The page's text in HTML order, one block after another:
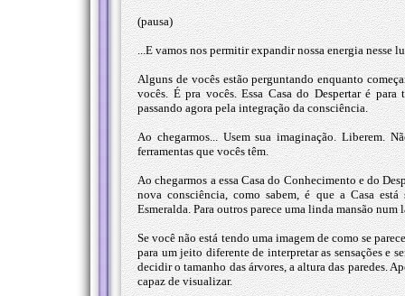
(pausa)
...E vamos nos permitir expandir nossa energia nesse
Alguns de vocês estão perguntando enquanto
vocês. É pra vocês. Essa Casa do Despertar é para
passando agora pela integração da consciência.
Ao chegarmos... Usem sua imaginação. Liberem.
ferramentas que vocês têm.
Ao chegarmos a essa Casa do Conhecimento e do
nova consciência, como sabem, é que a Casa
Esmeralda. Para outros parece uma linda mansão
Se você não está tendo uma imagem de como se
para um jeito diferente de interpretar as sensações e
decidir o tamanho das árvores, a altura das paredes.
capaz de visualizar.